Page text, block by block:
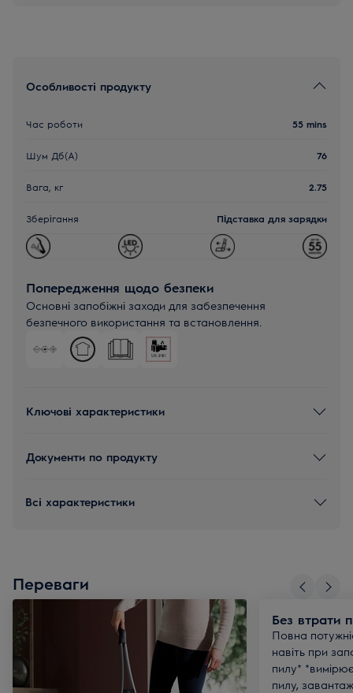
Особливості продукту
Час роботи 55 mins
Шум Дб(A) 76
Вага, кг 2.75
Зберігання Підставка для зарядки
Попередження щодо безпеки
Основні запобіжні заходи для забезпечення
безпечного використання та встановлення.
Ключові характеристики
Документи по продукту
Всі характеристики
Переваги
Без втрати
Повна
навіть при
пилу*
пилу,